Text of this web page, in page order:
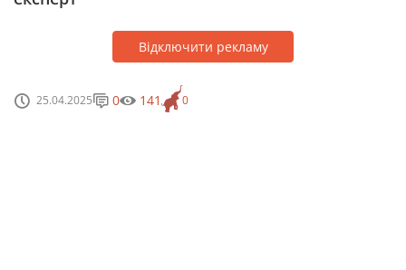
Відключити рекламу
25.04.2025 0
0 141